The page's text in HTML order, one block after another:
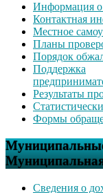
Информация о
Контактная
Местное
Планы
Порядок
Поддержка
Результаты
Формы
Сведения о